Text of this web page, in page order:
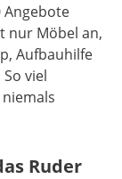
Angebote
nur Möbel an,
Aufbauhilfe
viel
Ruder